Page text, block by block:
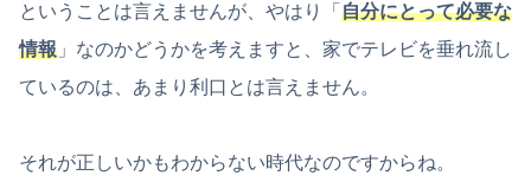
ということは言えませんが、やはり「 自分にとって必要な
情報 」なのかどうかを考えますと、家でテレビを垂れ流し
ているのは、あまり利口とは言えません。
それが正しいかもわからない時代なのですからね。